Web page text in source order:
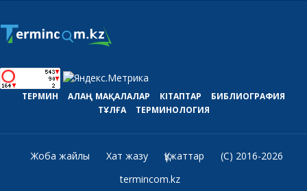
ТЕРМИН АЛАҢ МАҚАЛАЛАР КІТАПТАР
БИБЛИОГРАФИЯ
ТҰЛҒА
ТЕРМИНОЛОГИЯ
Жоба жайлы Хат жазу Құжаттар
(C) 2016-2026
termincom.kz